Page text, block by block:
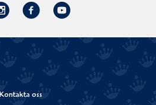
Norrmejerier
Instagram
Facebook
Youtube
Kontakta oss